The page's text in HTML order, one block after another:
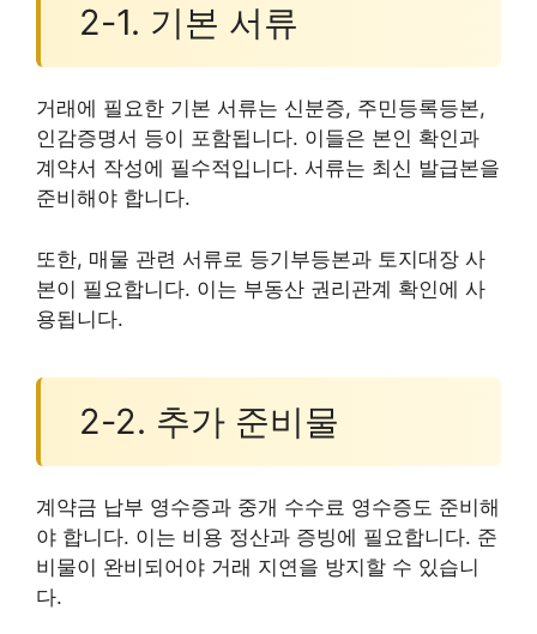
2-1. 기본 서류
거래에 필요한 기본 서류는 신분증, 주민등록등본,
인감증명서 등이 포함됩니다. 이들은 본인 확인과
계약서 작성에 필수적입니다. 서류는 최신 발급본을
준비해야 합니다.
또한, 매물 관련 서류로 등기부등본과 토지대장 사
본이 필요합니다. 이는 부동산 권리관계 확인에 사
용됩니다.
2-2. 추가 준비물
계약금 납부 영수증과 중개 수수료 영수증도 준비해
야 합니다. 이는 비용 정산과 증빙에 필요합니다. 준
비물이 완비되어야 거래 지연을 방지할 수 있습니
다.